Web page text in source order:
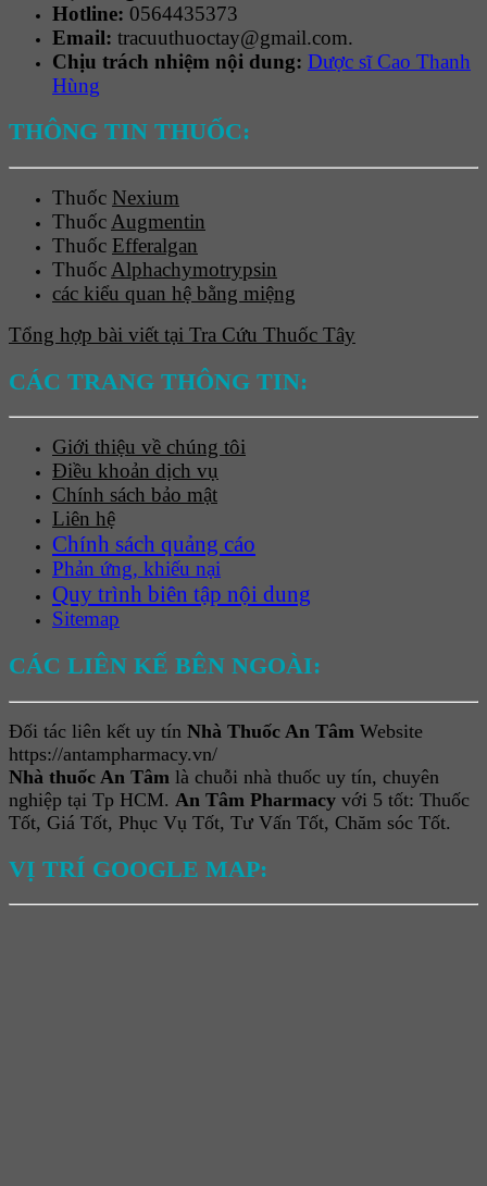
Hotline: 0564435373
Email: tracuuthuoctay@gmail.com.
Chịu trách nhiệm nội dung: Dược sĩ Cao Thanh
Hùng
THÔNG TIN THUỐC:
Thuốc Nexium
Thuốc Augmentin
Thuốc Efferalgan
Thuốc Alphachymotrypsin
các kiểu quan hệ bằng miệng
Tổng hợp bài viết tại Tra Cứu Thuốc Tây
CÁC TRANG THÔNG TIN:
Giới thiệu về chúng tôi
Điều khoản dịch vụ
Chính sách bảo mật
Liên hệ
Chính sách quảng cáo
Phản ứng, khiếu nại
Quy trình biên tập nội dung
Sitemap
CÁC LIÊN KẾ BÊN NGOÀI:
Đối tác liên kết uy tín Nhà Thuốc An Tâm Website
https://antampharmacy.vn/
Nhà thuốc An Tâm là chuỗi nhà thuốc uy tín, chuyên
nghiệp tại Tp HCM. An Tâm Pharmacy với 5 tốt: Thuốc
Tốt, Giá Tốt, Phục Vụ Tốt, Tư Vấn Tốt, Chăm sóc Tốt.
VỊ TRÍ GOOGLE MAP: